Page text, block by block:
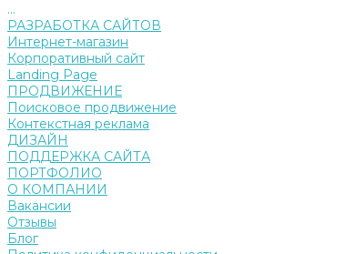
...
РАЗРАБОТКА САЙТОВ
Интернет-магазин
Корпоративный сайт
Landing Page
ПРОДВИЖЕНИЕ
Поисковое продвижение
Контекстная реклама
ДИЗАЙН
ПОДДЕРЖКА САЙТА
ПОРТФОЛИО
О КОМПАНИИ
Вакансии
Отзывы
Блог